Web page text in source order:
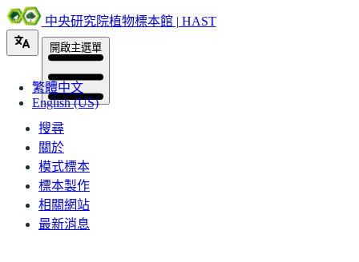
中央研究院植物標本館 | HAST
繁體中文
English (US)
開啟主選單
搜尋
關於
模式標本
標本製作
相關網站
最新消息